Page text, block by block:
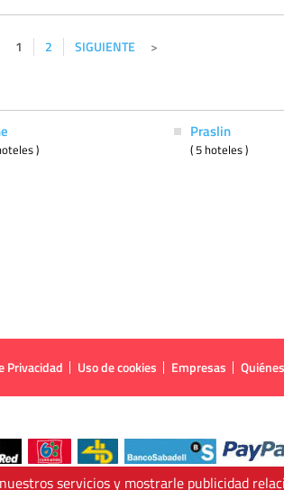
1 2 SIGUIENTE
)
Praslin
( 5 hoteles )
Privacidad Uso de cookies Empresas
servicios y mostrarle publicidad